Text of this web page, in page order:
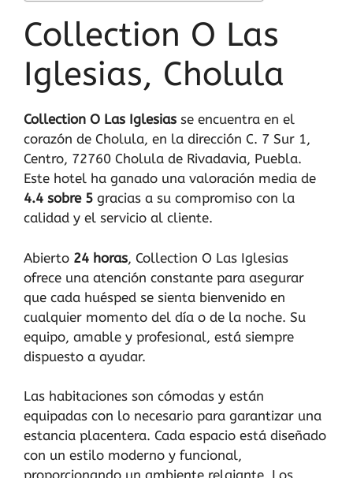
Collection O Las
Iglesias, Cholula
Collection O Las Iglesias se encuentra en el
corazón de Cholula, en la dirección C. 7 Sur 1,
Centro, 72760 Cholula de Rivadavia, Puebla.
Este hotel ha ganado una valoración media de
4.4 sobre 5 gracias a su compromiso con la
calidad y el servicio al cliente.
Abierto 24 horas, Collection O Las Iglesias
ofrece una atención constante para asegurar
que cada huésped se sienta bienvenido en
cualquier momento del día o de la noche. Su
equipo, amable y profesional, está siempre
dispuesto a ayudar.
Las habitaciones son cómodas y están
equipadas con lo necesario para garantizar una
estancia placentera. Cada espacio está diseñado
con un estilo moderno y funcional,
proporcionando un ambiente relajante. Los